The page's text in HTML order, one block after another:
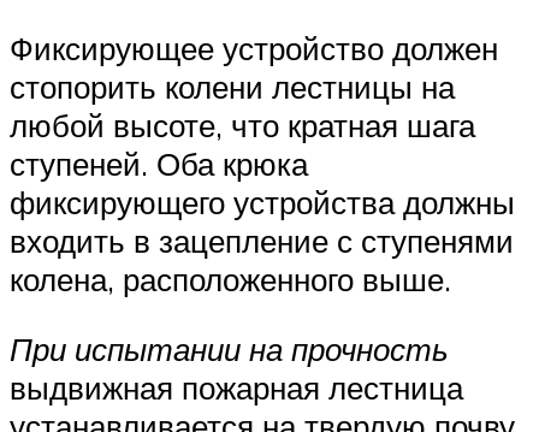
Фиксирующее устройство должен
стопорить колени лестницы на
любой высоте, что кратная шага
ступеней. Оба крюка
фиксирующего устройства должны
входить в зацепление с ступенями
колена, расположенного выше.
При испытании на прочность
выдвижная пожарная лестница